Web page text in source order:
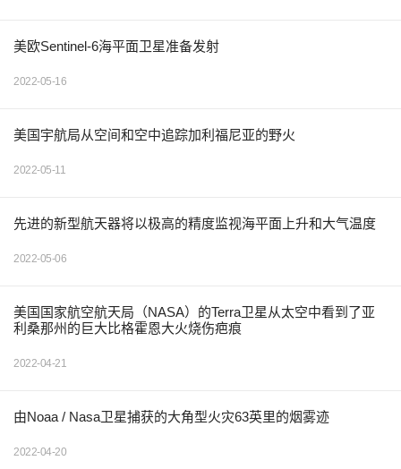
美欧Sentinel-6海平面卫星准备发射
2022-05-16
美国宇航局从空间和空中追踪加利福尼亚的野火
2022-05-11
先进的新型航天器将以极高的精度监视海平面上升和大气温度
2022-05-06
美国国家航空航天局（NASA）的Terra卫星从太空中看到了亚
利桑那州的巨大比格霍恩大火烧伤疤痕
2022-04-21
由Noaa / Nasa卫星捕获的大角型火灾63英里的烟雾迹
2022-04-20